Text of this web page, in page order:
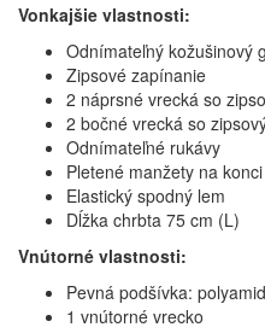
Vonkajšie vlastnosti:
Odnímateľný kožušinový
Zipsové zapínanie
2 náprsné vrecká so
2 bočné vrecká so
Odnímateľné rukávy
Pletené manžety na
Elastický spodný lem
Dĺžka chrbta 75 cm (L)
Vnútorné vlastnosti:
Pevná podšívka:
1 vnútorné vrecko